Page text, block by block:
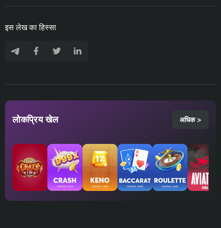
इस लेख का हिस्सा
लोकप्रिय खेल अधिक >